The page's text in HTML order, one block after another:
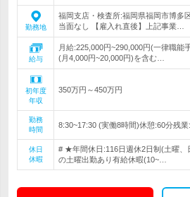
勤務地
福岡支店・検査所:福岡県福岡市博多
当面なし 【雇入れ直後】上記事業…
給与
月給:225,000円~290,000円(一律職
(月4,000円~20,000円)を含む…
初年度
年収
350万円～450万円
勤務
時間
8:30~17:30 (実働8時間)休憩:60分残
休日
休暇
# ★年間休日:116日週休2日制(土曜
の土曜出勤あり有給休暇(10~…